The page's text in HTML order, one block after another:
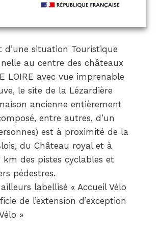
d’une situation Touristique
au centre des châteaux
LOIRE avec vue imprenable
le site de la Lézardière
ancienne entièrement
entre autres, d’un
est à proximité de la
du Château royal et à
km des pistes cyclables et
pédestres.
labellisé « Accueil Vélo
de l’extension d’exception
»